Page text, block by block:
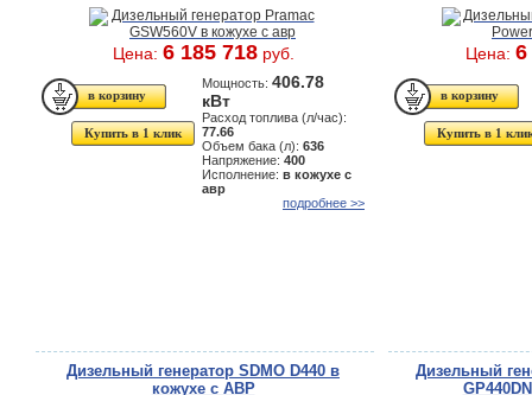
Цена: 6 185 718руб.
Купить в 1 клик
Мощность: 406.78
кВт
Расход топлива (л/час):
77.66
Объем бака (л): 636
Напряжение: 400
Исполнение: в кожухе с
авр
подробнее >>
Цена: 6
Купить в 1
Дизельный генератор SDMO D440 в
кожухе с АВР
Дизельный